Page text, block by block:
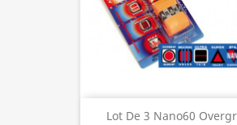
Lot De 3 Nano60